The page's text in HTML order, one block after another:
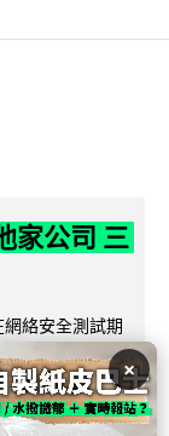
家公司 三
絡安全測試期
互聯網... 閱讀
×